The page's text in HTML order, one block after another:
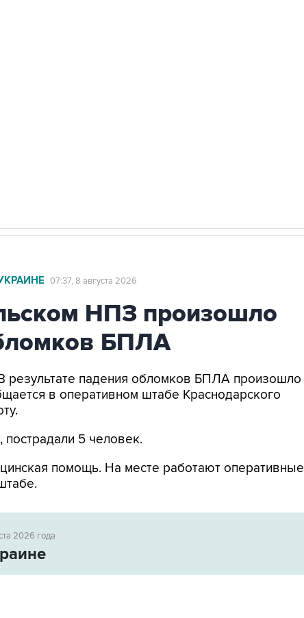
07:37, 8 августа 2026
НПЗ произошло
БПЛА
результате падения обломков БПЛА произошло
в оперативном штабе Краснодарского
5 человек.
помощь. На месте работают оперативные
2026 года